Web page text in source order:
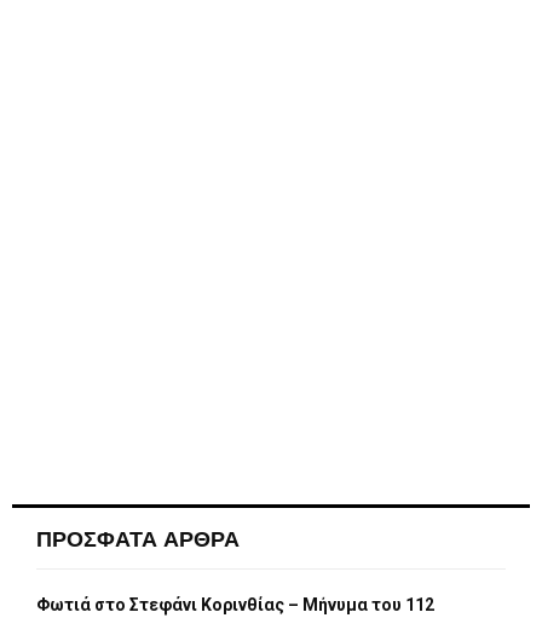
ΠΡΟΣΦΑΤΑ ΑΡΘΡΑ
Φωτιά στο Στεφάνι Κορινθίας – Μήνυμα του 112